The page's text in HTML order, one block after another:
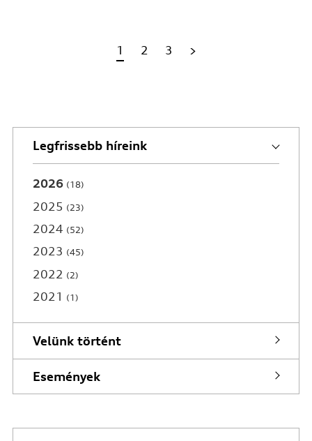
1 2 3 >
Legfrissebb híreink
2026 18
2025 23
2024 52
2023 45
2022 2
2021 1
Velünk történt
Események